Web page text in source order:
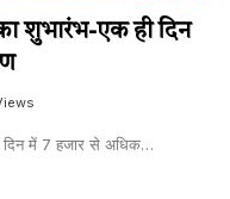
शुभारंभ-एक ही दिन
दिन में 7 हजार से अधिक…